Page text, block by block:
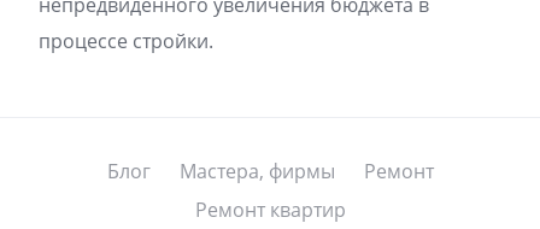
процессе стройки.
Блог Мастера, фирмы
Ремонт
Ремонт квартир